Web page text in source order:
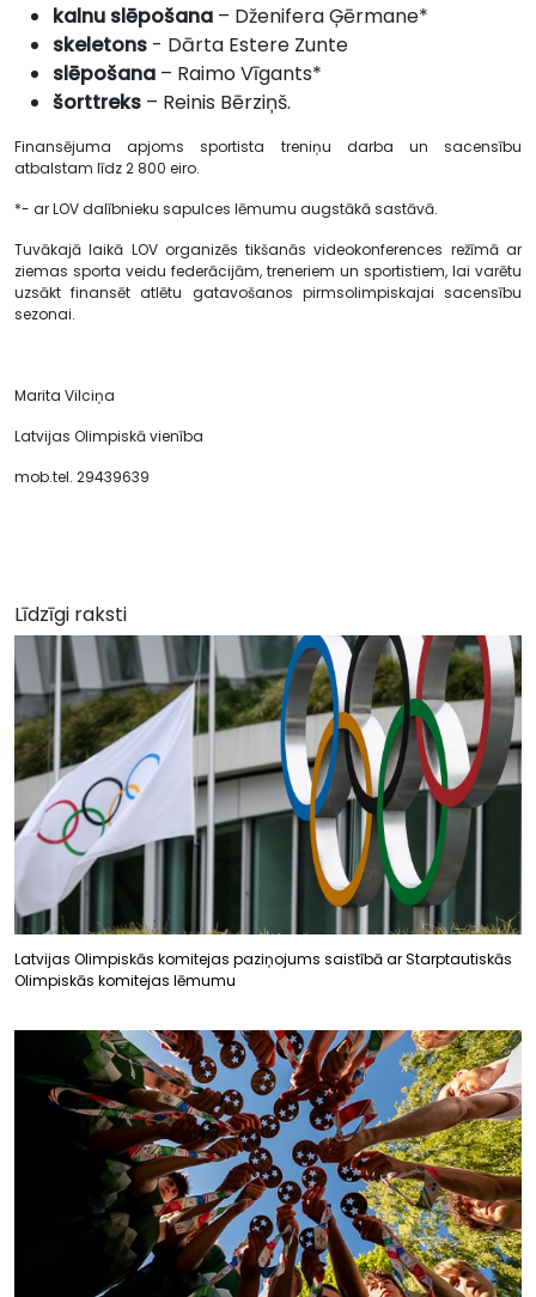
kalnu slēpošana – Dženifera Ģērmane*
skeletons - Dārta Estere Zunte
slēpošana – Raimo Vīgants*
šorttreks – Reinis Bērziņš.
Finansējuma apjoms sportista treniņu darba un sacensību
atbalstam līdz 2 800 eiro.
*- ar LOV dalībnieku sapulces lēmumu augstākā sastāvā.
Tuvākajā laikā LOV organizēs tikšanās videokonferences režīmā ar
ziemas sporta veidu federācijām, treneriem un sportistiem, lai varētu
uzsākt finansēt atlētu gatavošanos pirmsolimpiskajai sacensību
sezonai.
Marita Vilciņa
Latvijas Olimpiskā vienība
mob.tel. 29439639
Līdzīgi raksti
Latvijas Olimpiskās komitejas paziņojums saistībā ar Starptautiskās
Olimpiskās komitejas lēmumu